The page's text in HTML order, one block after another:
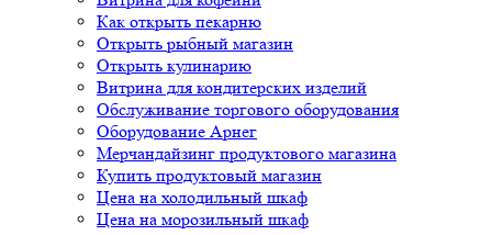
Как открыть пекарню
Открыть рыбный магазин
Открыть кулинарию
Витрина для кондитерских изделий
Обслуживание торгового оборудования
Оборудование Арнег
Мерчандайзинг продуктового магазина
Купить продуктовый магазин
Цена на холодильный шкаф
Цена на морозильный шкаф